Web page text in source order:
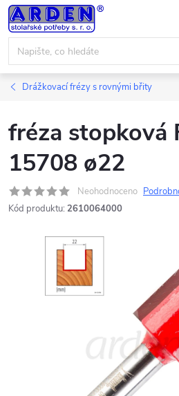
Přejít
na
obsah
Drážkovací frézy s rovnými břity
fréza stopková
15708 ø22
Neohodnoceno
Kód produktu: 2610064000